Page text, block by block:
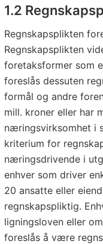
1.2
Regnskapsplikten
Regnskapsplikten
foretaksformer som
foreslås dessuten
formål og andre
mill. kroner eller har
næringsvirksomhet i
kriterium for
næringsdrivende i
enhver som driver
20 ansatte eller
regnskapspliktig.
ligningsloven eller
foreslås å være